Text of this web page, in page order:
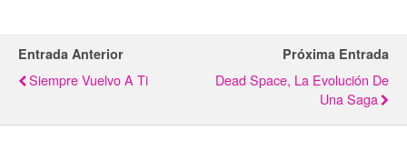
Entrada Anterior
Siempre Vuelvo A Ti
Próxima Entrada
Dead Space, La Evolución De
Una Saga